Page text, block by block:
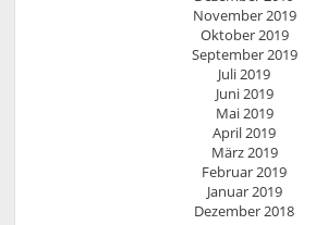
November 2019
Oktober 2019
September 2019
Juli 2019
Juni 2019
Mai 2019
April 2019
März 2019
Februar 2019
Januar 2019
Dezember 2018